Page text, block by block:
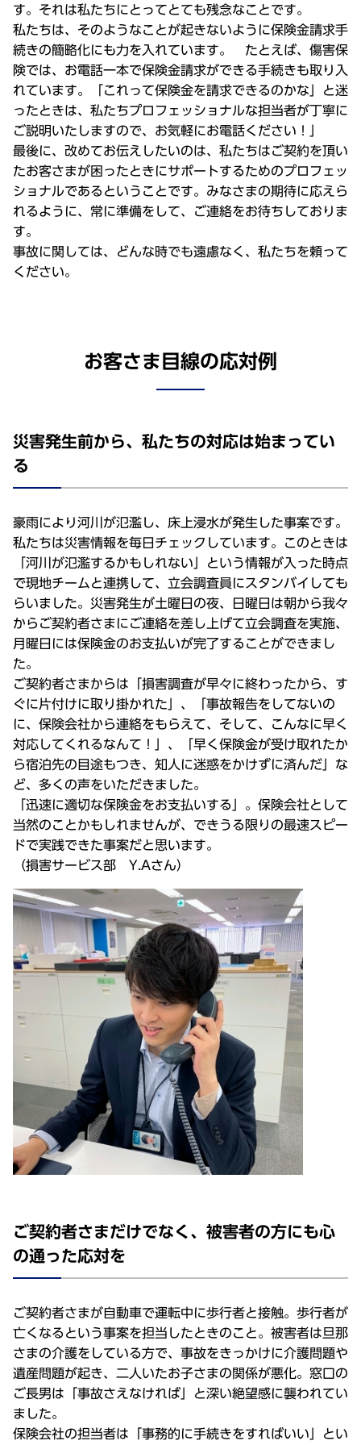
す。それは私たちにとってとても残念なことです。
私たちは、そのようなことが起きないように保険金請求手
続きの簡略化にも力を入れています。 たとえば、傷害保
険では、お電話一本で保険金請求ができる手続きも取り入
れています。「これって保険金を請求できるのかな」と迷
ったときは、私たちプロフェッショナルな担当者が丁寧に
ご説明いたしますので、お気軽にお電話ください！」
最後に、改めてお伝えしたいのは、私たちはご契約を頂い
たお客さまが困ったときにサポートするためのプロフェッ
ショナルであるということです。みなさまの期待に応えら
れるように、常に準備をして、ご連絡をお待ちしておりま
す。
事故に関しては、どんな時でも遠慮なく、私たちを頼って
ください。
お客さま目線の応対例
災害発生前から、私たちの対応は始まってい
る
豪雨により河川が氾濫し、床上浸水が発生した事案です。
私たちは災害情報を毎日チェックしています。このときは
「河川が氾濫するかもしれない」という情報が入った時点
で現地チームと連携して、立会調査員にスタンバイしても
らいました。災害発生が土曜日の夜、日曜日は朝から我々
からご契約者さまにご連絡を差し上げて立会調査を実施、
月曜日には保険金のお支払いが完了することができまし
た。
ご契約者さまからは「損害調査が早々に終わったから、す
ぐに片付けに取り掛かれた」、「事故報告をしてないの
に、保険会社から連絡をもらえて、そして、こんなに早く
対応してくれるなんて！」、「早く保険金が受け取れたか
ら宿泊先の目途もつき、知人に迷惑をかけずに済んだ」な
ど、多くの声をいただきました。
「迅速に適切な保険金をお支払いする」。保険会社として
当然のことかもしれませんが、できうる限りの最速スピー
ドで実践できた事案だと思います。
（損害サービス部 Y.Aさん）
ご契約者さまだけでなく、被害者の方にも心
の通った応対を
ご契約者さまが自動車で運転中に歩行者と接触。歩行者が
亡くなるという事案を担当したときのこと。被害者は旦那
さまの介護をしている方で、事故をきっかけに介護問題や
遺産問題が起き、二人いたお子さまの関係が悪化。窓口の
ご長男は「事故さえなければ」と深い絶望感に襲われてい
ました。
保険会社の担当者は「事務的に手続きをすればいい」とい